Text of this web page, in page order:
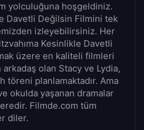
yolculuğuna hoşgeldiniz.
Davetli Değilsin Filmini tek
izleyebilirsiniz. Her
Kesinlikle Davetli
üzere en kaliteli filmleri
olan Stacy ve Lydia,
töreni planlamaktadır. Ama
okulda yaşanan dramalar
Filmde.com tüm
diler.